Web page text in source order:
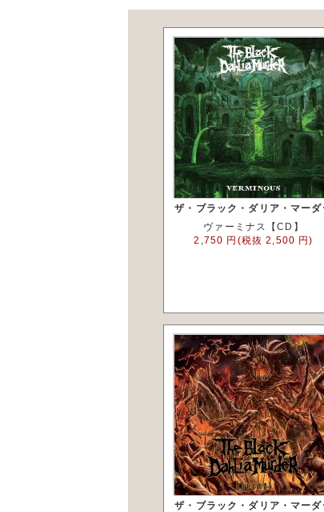
ザ・ブラック・ダリア・マーダ
ヴァーミナス【CD】
2,750 円(税抜 2,500 円)
ザ・ブラック・ダリア・マーダ